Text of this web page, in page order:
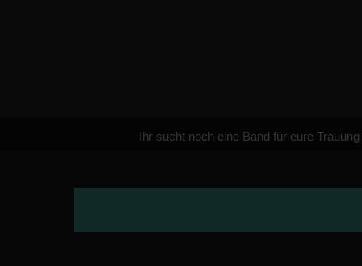
Ihr sucht noch eine Band für eure